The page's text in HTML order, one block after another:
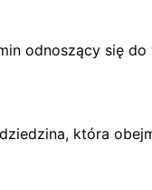
odnoszący się
która